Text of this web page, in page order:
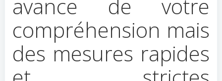
avance de votre
compréhension mais
des mesures rapides